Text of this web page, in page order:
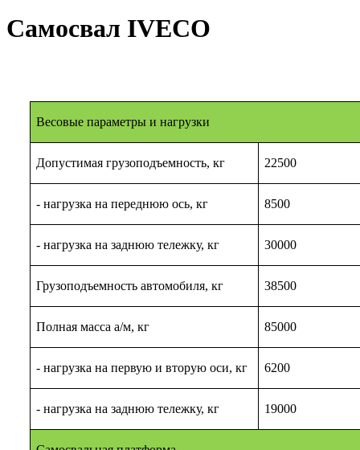
Самосвал IVECO
Весовые параметры и нагрузки
Допустимая грузоподъемность, кг 22500
- нагрузка на переднюю ось, кг 8500
- нагрузка на заднюю тележку, кг 30000
Грузоподъемность автомобиля, кг 38500
Полная масса а/м, кг 85000
- нагрузка на первую и вторую оси, кг 6200
- нагрузка на заднюю тележку, кг 19000